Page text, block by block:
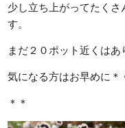
少し立ち上がってたくさ
す。
まだ２０ポット近くはあ
気になる方はお早めに＊
＊＊